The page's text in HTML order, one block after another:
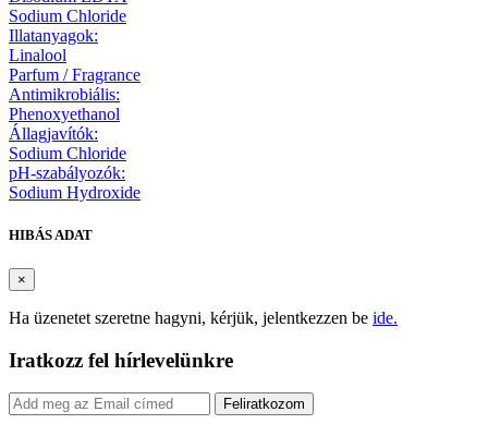
Sodium Chloride
Illatanyagok:
Linalool
Parfum / Fragrance
Antimikrobiális:
Phenoxyethanol
Állagjavítók:
Sodium Chloride
pH-szabályozók:
Sodium Hydroxide
HIBÁS ADAT
×
Ha üzenetet szeretne hagyni, kérjük, jelentkezzen be ide.
Iratkozz fel hírlevelünkre
Feliratkozom